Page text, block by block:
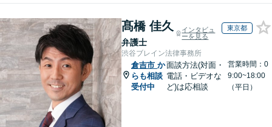
髙橋 佳久
弁護士
インタビュ
ーを見る
東京都
渋谷ブレイン法律事務所
倉吉市 か
らも相談
受付中
面談方法(対面・
電話・ビデオな
ど)は応相談
営業時間：0
9:00~18:00
（平日）